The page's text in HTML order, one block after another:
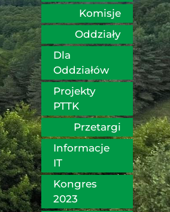
Komisje
Oddziały
Dla
Oddziałów
Projekty
PTTK
Przetargi
Informacje
IT
Kongres
2023